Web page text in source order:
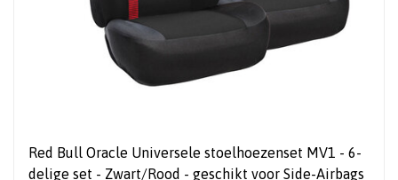
Red Bull Oracle Universele stoelhoezenset MV1 - 6-
delige set - Zwart/Rood - geschikt voor Side-Airbags